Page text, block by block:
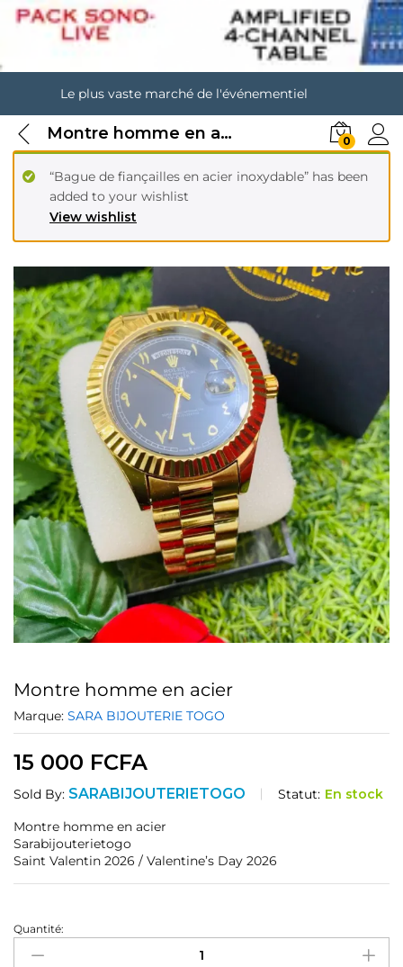
Le plus vaste marché de l'événementiel
Montre homme en acier 0
View wishlist
“Bague de fiançailles en acier inoxydable” has been
added to your wishlist
Montre homme en acier
Marque: SARA BIJOUTERIE TOGO
15 000 FCFA
Sold By: SARABIJOUTERIETOGO Statut: En stock
Montre homme en acier
Sarabijouterietogo
Saint Valentin 2026 / Valentine’s Day 2026
Montre
homme
Quantité: